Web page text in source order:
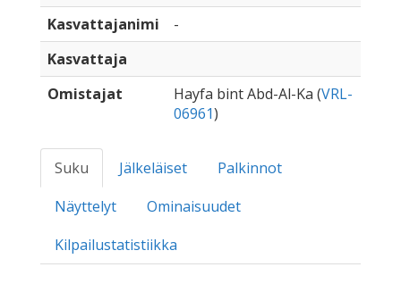
Kasvattajanimi
-
Kasvattaja
Omistajat
Hayfa bint Abd-Al-Ka (VRL-
06961)
Suku Jälkeläiset
Palkinnot
Näyttelyt
Ominaisuudet
Kilpailustatistiikka